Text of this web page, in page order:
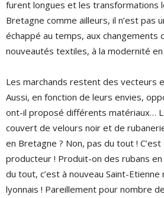
furent longues et les transformations
Bretagne comme ailleurs, il n’est pas
échappé au temps, aux changements
nouveautés textiles, à la modernité
Les marchands restent des vecteurs
Aussi, en fonction de leurs envies,
ont-il proposé différents matériaux…
couvert de velours noir et de
en Bretagne ? Non, pas du tout !
producteur ! Produit-on des rubans
du tout, c’est à nouveau Saint-
lyonnais ! Pareillement pour nombre